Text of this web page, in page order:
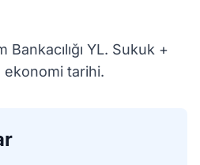
Bankacılığı YL. Sukuk +
tarihi.